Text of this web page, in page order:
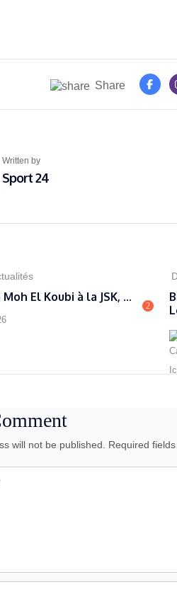
Share
Written by
Sport 24
El Koubi à la JSK, ...
2
will not be published. Required